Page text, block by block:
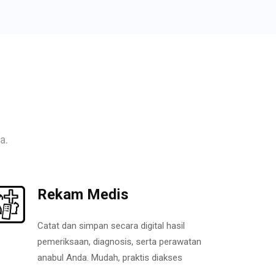
Rekam Medis
Catat dan simpan secara digital hasil
pemeriksaan, diagnosis, serta perawatan
anabul Anda. Mudah, praktis diakses